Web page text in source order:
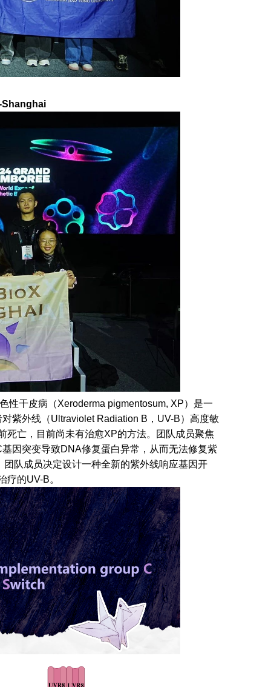
Shanghai
性干皮病（Xeroderma pigmentosum, XP）是一
紫外线（Ultraviolet Radiation B，UV-B）高度敏
死亡，目前尚未有治愈XP的方法。团队成员聚焦
因突变导致DNA修复蛋白异常，从而无法修复紫
队成员决定设计一种全新的紫外线响应基因开
的UV-B。